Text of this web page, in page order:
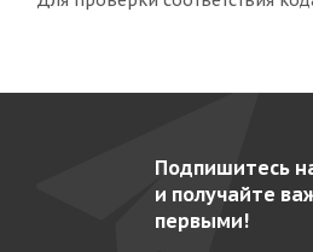
Подпишитесь
и получайте
первыми!